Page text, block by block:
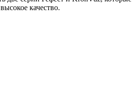
качество.